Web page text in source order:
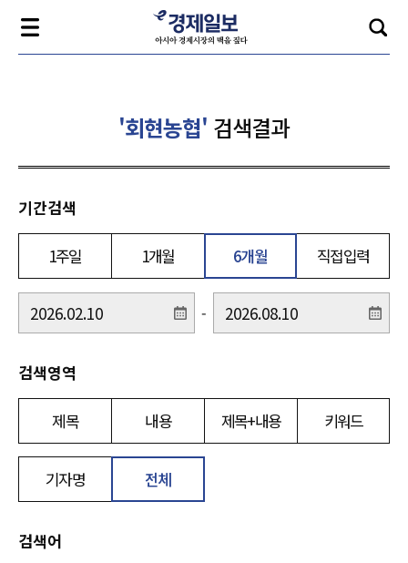
'회현농협' 검색결과
기간검색
1주일 1개월 6개월 직접입력
-
검색영역
제목 내용 제목+내용 키워드
기자명 전체
검색어